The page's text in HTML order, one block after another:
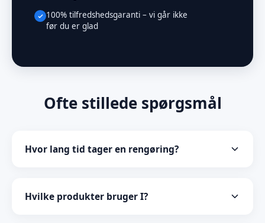
100% tilfredshedsgaranti – vi går ikke
før du er glad
Ofte stillede spørgsmål
Hvor lang tid tager en rengøring?
en komplet indvendig og udvendig rengøring tager
Hvilke produkter bruger I?